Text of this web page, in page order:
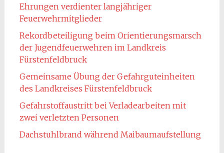
Ehrungen verdienter langjähriger
Feuerwehrmitglieder
Rekordbeteiligung beim Orientierungsmarsch
der Jugendfeuerwehren im Landkreis
Fürstenfeldbruck
Gemeinsame Übung der Gefahrguteinheiten
des Landkreises Fürstenfeldbruck
Gefahrstoffaustritt bei Verladearbeiten mit
zwei verletzten Personen
Dachstuhlbrand während Maibaumaufstellung